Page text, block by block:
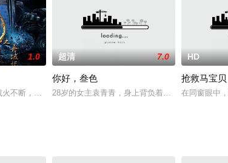
家在异国他乡遭受苦难却仍心系祖国的伟大精神。战时艰苦，
1.0
不断，克兰国王主动请和。和亲之日，公主陈尸宴席之上，
超清 7.0
你好，叁色
28岁的女主袁青青，身上背负着父亲15万的债务
HD
抢救马宝贝
在同窗眼中